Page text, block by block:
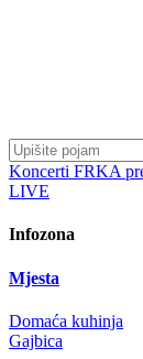
Koncerti FRKA
LIVE
Infozona
Mjesta
Domaća kuhinja
Gajbica